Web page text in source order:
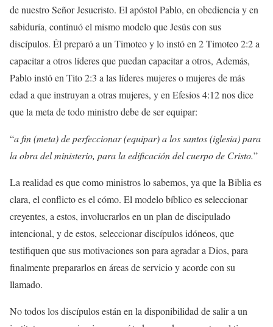
de nuestro Señor Jesucristo. El apóstol Pablo, en obediencia y en
sabiduría, continuó el mismo modelo que Jesús con sus
discípulos. Él preparó a un Timoteo y lo instó en 2 Timoteo 2:2 a
capacitar a otros líderes que puedan capacitar a otros, Además,
Pablo instó en Tito 2:3 a las líderes mujeres o mujeres de más
edad a que instruyan a otras mujeres, y en Efesios 4:12 nos dice
que la meta de todo ministro debe de ser equipar:
“a fin (meta) de perfeccionar (equipar) a los santos (iglesia) para
la obra del ministerio, para la edificación del cuerpo de Cristo.”
La realidad es que como ministros lo sabemos, ya que la Biblia es
clara, el conflicto es el cómo. El modelo bíblico es seleccionar
creyentes, a estos, involucrarlos en un plan de discipulado
intencional, y de estos, seleccionar discípulos idóneos, que
testifiquen que sus motivaciones son para agradar a Dios, para
finalmente prepararlos en áreas de servicio y acorde con su
llamado.
No todos los discípulos están en la disponibilidad de salir a un